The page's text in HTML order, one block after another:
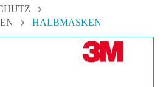
HALBMASKEN